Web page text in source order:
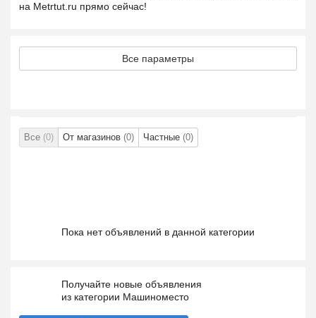
на Metrtut.ru прямо сейчас!
Все параметры
Все (0) От магазинов (0) Частные (0)
Пока нет объявлений в данной категории
Получайте новые объявления
из категории Машиноместо